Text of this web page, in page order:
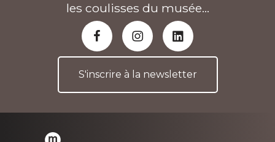
les coulisses du musée...
S'inscrire à la newsletter